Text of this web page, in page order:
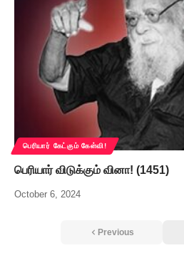
பெரியார் கேட்கும் கேள்வி!
பெரியார் விடுக்கும் வினா! (1451)
October 6, 2024
Previous